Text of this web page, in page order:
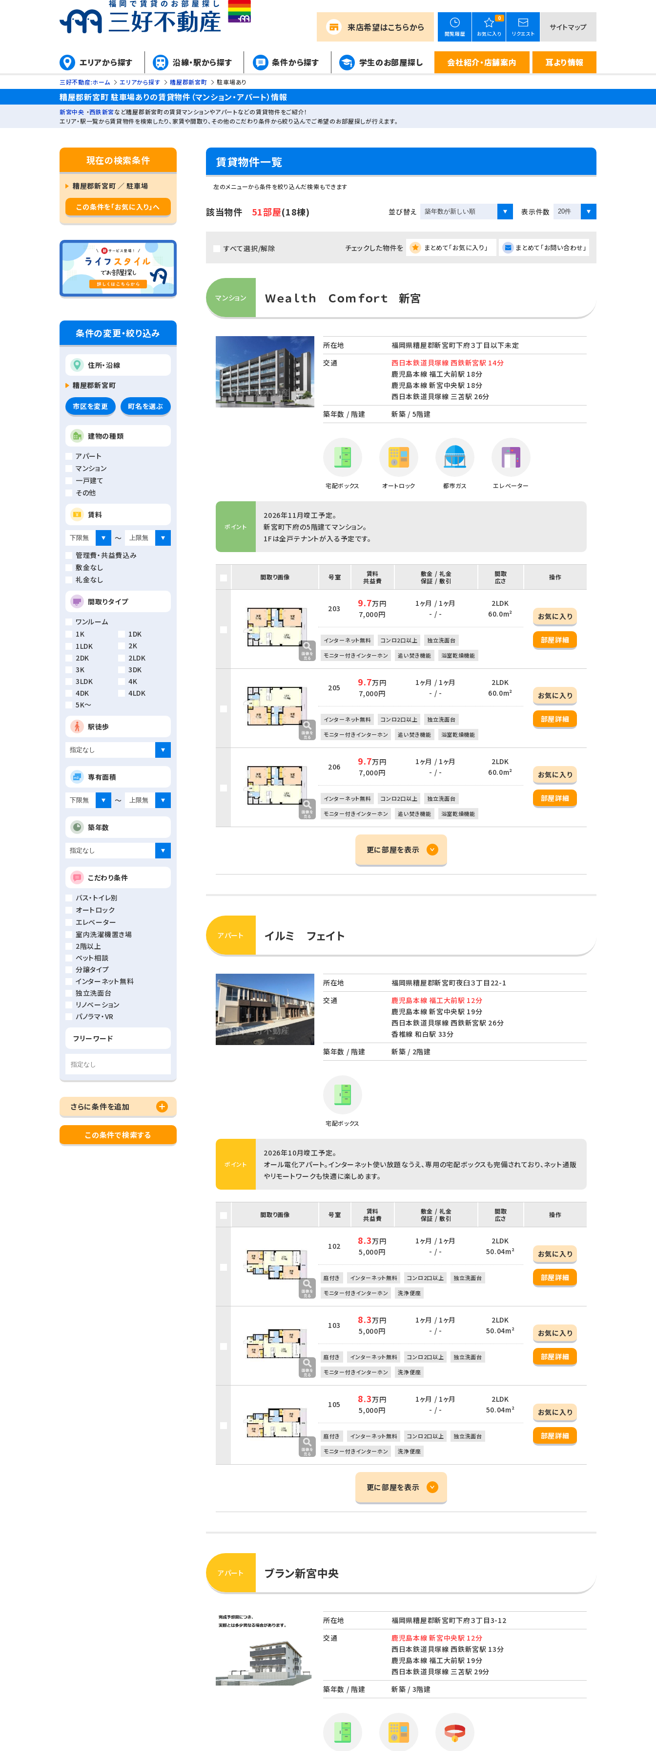
来店希望はこちらから
閲覧履歴
0
お気に入り リクエスト
サイトマップ
エリアから探す 沿線・駅から探す 条件から探す 学生のお部屋探し 会社紹介・店舗案内 耳より情報
三好不動産:ホーム エリアから探す 糟屋郡新宮町 駐車場あり
糟屋郡新宮町 駐車場ありの賃貸物件（マンション・アパート）情報
新宮中央 ・西鉄新宮など糟屋郡新宮町の賃貸マンションやアパートなどの賃貸物件をご紹介！
エリア・駅一覧から賃貸物件を検索したり、家賃や間取り、その他のこだわり条件から絞り込んでご希望のお部屋探しが行えます。
現在の検索条件
糟屋郡新宮町 ／ 駐車場
この条件を「お気に入り」へ
条件の変更・絞り込み
住所・沿線
糟屋郡新宮町
市区を変更 町名を選ぶ
建物の種類
アパート
マンション
一戸建て
その他
賃料
～
管理費・共益費込み
敷金なし
礼金なし
間取りタイプ
ワンルーム
1K
1DK
1LDK
2K
2DK
2LDK
3K
3DK
3LDK
4K
4DK
4LDK
5K～
駅徒歩
専有面積
～
築年数
こだわり条件
バス・トイレ別
オートロック
エレベーター
室内洗濯機置き場
2階以上
ペット相談
分譲タイプ
インターネット無料
独立洗面台
リノベーション
パノラマ・VR
フリーワード
さらに条件を追加
この条件で検索する
賃貸物件一覧
左のメニューから条件を絞り込んだ検索もできます
該当物件 51部屋(18棟) 並び替え 表示件数
すべて選択/解除 チェックした物件を まとめて「お気に入り」 まとめて「お問い合わせ」
マンション Ｗｅａｌｔｈ Ｃｏｍｆｏｒｔ 新宮
所在地
福岡県糟屋郡新宮町下府３丁目以下未定
交通
西日本鉄道貝塚線 西鉄新宮駅 14分
鹿児島本線 福工大前駅 18分
鹿児島本線 新宮中央駅 18分
西日本鉄道貝塚線 三苫駅 26分
築年数 / 階建
新築 / 5階建
宅配ボックス オートロック 都市ガス エレベーター
ポイント
2026年11月竣工予定。
新宮町下府の5階建てマンション。
1Fは全戸テナントが入る予定です。
間取り画像 号室
賃料
共益費
敷金 / 礼金
保証 / 敷引
間取
広さ
操作
203 9.7万円
7,000円
1ヶ月 / 1ヶ月
- / -
2LDK
60.0m²
お気に入り
部屋詳細
インターネット無料 コンロ2口以上
独立洗面台
モニター付きインターホン
追い焚き機能 浴室乾燥機能
205 9.7万円
7,000円
1ヶ月 / 1ヶ月
- / -
2LDK
60.0m²
お気に入り
部屋詳細
インターネット無料 コンロ2口以上
独立洗面台
モニター付きインターホン
追い焚き機能 浴室乾燥機能
206 9.7万円
7,000円
1ヶ月 / 1ヶ月
- / -
2LDK
60.0m²
お気に入り
部屋詳細
インターネット無料 コンロ2口以上
独立洗面台
モニター付きインターホン
追い焚き機能 浴室乾燥機能
更に部屋を表示
アパート イルミ フェイト
所在地
福岡県糟屋郡新宮町夜臼３丁目22-1
交通
鹿児島本線 福工大前駅 12分
鹿児島本線 新宮中央駅 19分
西日本鉄道貝塚線 西鉄新宮駅 26分
香椎線 和白駅 33分
築年数 / 階建
新築 / 2階建
宅配ボックス
ポイント
2026年10月竣工予定。
オール電化アパート。インターネット使い放題なうえ、専用の宅配ボックスも完備されており、ネット通販
やリモートワークも快適に楽しめます。
間取り画像 号室
賃料
共益費
敷金 / 礼金
保証 / 敷引
間取
広さ
操作
102 8.3万円
5,000円
1ヶ月 / 1ヶ月
- / -
2LDK
50.04m²
お気に入り
部屋詳細
庭付き インターネット無料 コンロ2口以上
独立洗面台
モニター付きインターホン
洗浄便座
103 8.3万円
5,000円
1ヶ月 / 1ヶ月
- / -
2LDK
50.04m²
お気に入り
部屋詳細
庭付き インターネット無料 コンロ2口以上
独立洗面台
モニター付きインターホン
洗浄便座
105 8.3万円
5,000円
1ヶ月 / 1ヶ月
- / -
2LDK
50.04m²
お気に入り
部屋詳細
庭付き インターネット無料 コンロ2口以上
独立洗面台
モニター付きインターホン
洗浄便座
更に部屋を表示
アパート ブラン新宮中央
所在地
福岡県糟屋郡新宮町下府３丁目3-12
交通
鹿児島本線 新宮中央駅 12分
西日本鉄道貝塚線 西鉄新宮駅 13分
鹿児島本線 福工大前駅 19分
西日本鉄道貝塚線 三苫駅 29分
築年数 / 階建
新築 / 3階建